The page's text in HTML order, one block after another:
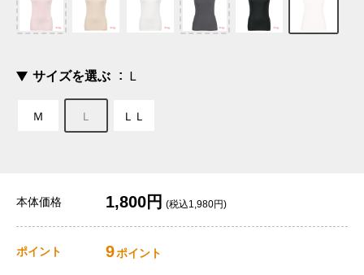
サイズを選ぶ Ｌ
Ｍ Ｌ ＬＬ
本体価格 1,800円 (税込1,980円)
ポイント 9ポイント